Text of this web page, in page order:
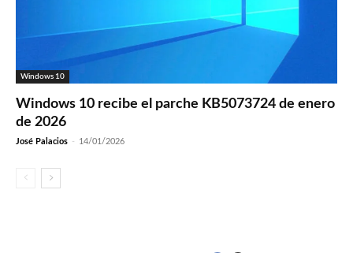
Windows 10
Windows 10 recibe el parche KB5073724 de enero
de 2026
José Palacios - 14/01/2026